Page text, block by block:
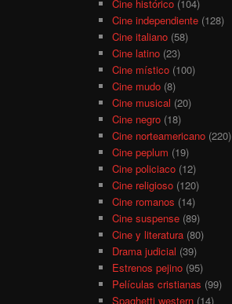
Cine histórico(104)
Cine independiente(128)
Cine italiano(58)
Cine latino(23)
Cine místico(100)
Cine mudo(8)
Cine musical (20)
Cine negro(18)
Cine norteamericano(220)
Cine peplum (19)
Cine policiaco(12)
Cine religioso(120)
Cine romanos (14)
Cine suspense(89)
Cine y literatura(80)
Drama judicial (39)
Estrenos pejino(95)
Películas cristianas (99)
Spaghetti western(14)